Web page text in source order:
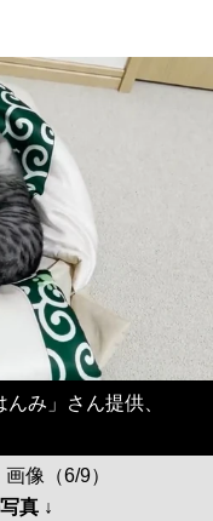
み」さん提供、
像（6/9）
真 ↓